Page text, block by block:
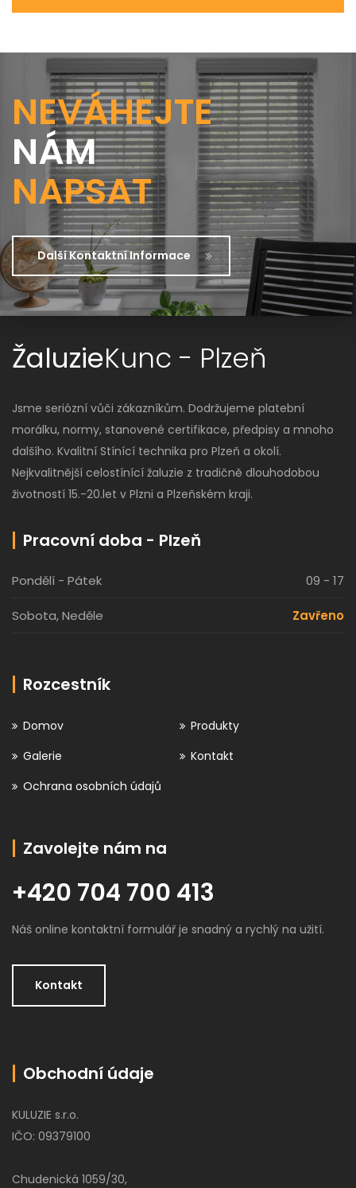
NEVÁHEJTE
NÁM
NAPSAT
Další Kontaktní Informace
ŽaluzieKunc - Plzeň
Jsme seriózní vůči zákazníkům. Dodržujeme platební
morálku, normy, stanovené certifikace, předpisy a mnoho
dalšího. Kvalitní Stínící technika pro Plzeň a okolí.
Nejkvalitnější celostínící žaluzie z tradičně dlouhodobou
životností 15.-20.let v Plzni a Plzeňském kraji.
Pracovní doba - Plzeň
Pondělí - Pátek 09 - 17
Sobota, Neděle Zavřeno
Rozcestník
Domov
Produkty
Galerie
Kontakt
Ochrana osobních údajů
Zavolejte nám na
+420 704 700 413
Náš online kontaktní formulář je snadný a rychlý na užití.
Kontakt
Obchodní údaje
KULUZIE s.r.o.
IČO: 09379100
Chudenická 1059/30,